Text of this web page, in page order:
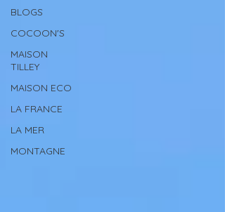
BLOGS
COCOON'S
MAISON
TILLEY
MAISON ECO
LA FRANCE
LA MER
MONTAGNE